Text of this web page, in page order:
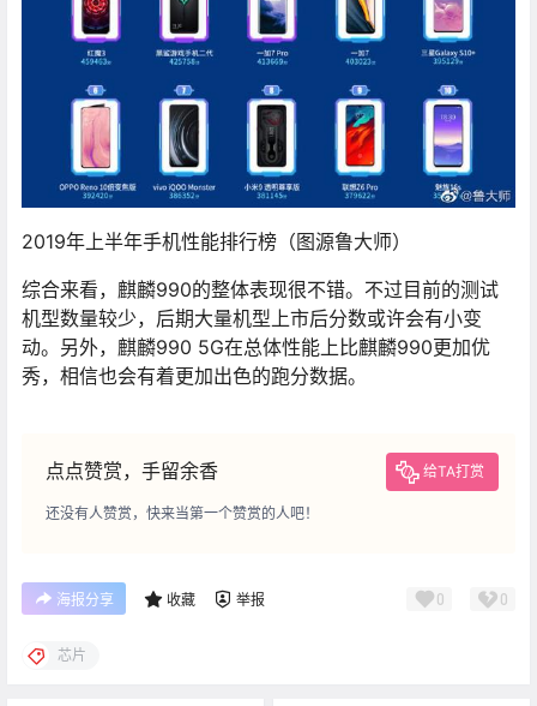
2019年上半年手机性能排行榜（图源鲁大师）
综合来看，麒麟990的整体表现很不错。不过目前的测试
机型数量较少，后期大量机型上市后分数或许会有小变
动。另外，麒麟990 5G在总体性能上比麒麟990更加优
秀，相信也会有着更加出色的跑分数据。
点点赞赏，手留余香 给TA打赏
还没有人赞赏，快来当第一个赞赏的人吧！
海报分享 收藏 举报 0 0
芯片